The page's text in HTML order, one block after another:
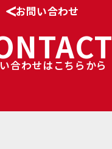
お問い合わせ
合わせはこちらから